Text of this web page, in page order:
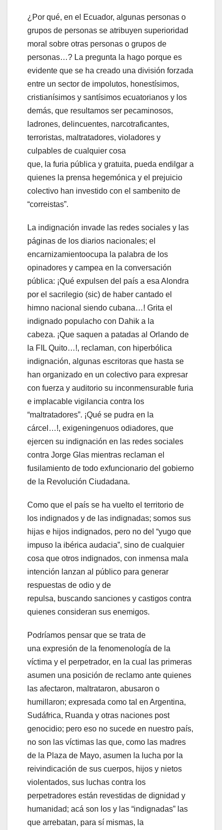
¿Por qué, en el Ecuador, algunas personas o
grupos de personas se atribuyen superioridad
moral sobre otras personas o grupos de
personas…? La pregunta la hago porque es
evidente que se ha creado una división forzada
entre un sector de impolutos, honestísimos,
cristianísimos y santísimos ecuatorianos y los
demás, que resultamos ser pecaminosos,
ladrones, delincuentes, narcotraficantes,
terroristas, maltratadores, violadores y
culpables de cualquier cosa
que, la furia pública y gratuita, pueda endilgar a
quienes la prensa hegemónica y el prejuicio
colectivo han investido con el sambenito de
“correistas”.
La indignación invade las redes sociales y las
páginas de los diarios nacionales; el
encarnizamientoocupa la palabra de los
opinadores y campea en la conversación
pública: ¡Qué expulsen del país a esa Alondra
por el sacrilegio (sic) de haber cantado el
himno nacional siendo cubana…! Grita el
indignado populacho con Dahik a la
cabeza. ¡Que saquen a patadas al Orlando de
la FIL Quito…!, reclaman, con hiperbólica
indignación, algunas escritoras que hasta se
han organizado en un colectivo para expresar
con fuerza y auditorio su inconmensurable furia
e implacable vigilancia contra los
“maltratadores”. ¡Qué se pudra en la
cárcel…!, exigeningenuos odiadores, que
ejercen su indignación en las redes sociales
contra Jorge Glas mientras reclaman el
fusilamiento de todo exfuncionario del gobierno
de la Revolución Ciudadana.
Como que el país se ha vuelto el territorio de
los indignados y de las indignadas; somos sus
hijas e hijos indignados, pero no del “yugo que
impuso la ibérica audacia”, sino de cualquier
cosa que otros indignados, con inmensa mala
intención lanzan al público para generar
respuestas de odio y de
repulsa, buscando sanciones y castigos contra
quienes consideran sus enemigos.
Podríamos pensar que se trata de
una expresión de la fenomenología de la
víctima y el perpetrador, en la cual las primeras
asumen una posición de reclamo ante quienes
las afectaron, maltrataron, abusaron o
humillaron; expresada como tal en Argentina,
Sudáfrica, Ruanda y otras naciones post
genocidio; pero eso no sucede en nuestro país,
no son las víctimas las que, como las madres
de la Plaza de Mayo, asumen la lucha por la
reivindicación de sus cuerpos, hijos y nietos
violentados, sus luchas contra los
perpetradores están revestidas de dignidad y
humanidad; acá son los y las “indignadas” las
que arrebatan, para sí mismas, la